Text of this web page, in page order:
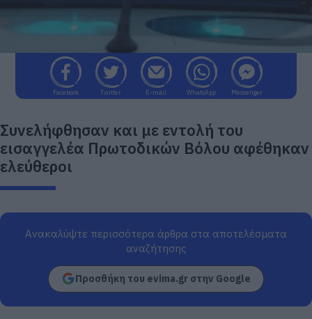
Facebook Twitter E-mail WhatsApp Messenger
Συνελήφθησαν και με εντολή του
εισαγγελέα Πρωτοδικών Βόλου αφέθηκαν
ελεύθεροι
Ανακαλύψτε περισσότερα άρθρα στα αποτελέσματα
αναζήτησης
Προσθήκη του evima.gr στην Google